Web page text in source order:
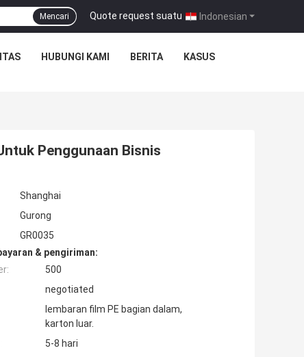
Indonesian
Quote request suatu |
Mencari
HUBUNGI KAMI BERITA KASUS
Penggunaan Bisnis
Shanghai
Gurong
GR0035
& pengiriman:
500
negotiated
lembaran film PE bagian dalam,
karton luar.
5-8 hari